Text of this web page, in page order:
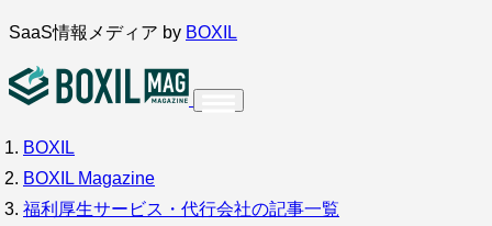
内
を
キ
ッ
プ
SaaS情報メディア by BOXIL
インタビュー
サービス比較 キーワードから探す
BOXIL
BOXIL Magazine
福利厚生サービス・代行会社の記事一覧